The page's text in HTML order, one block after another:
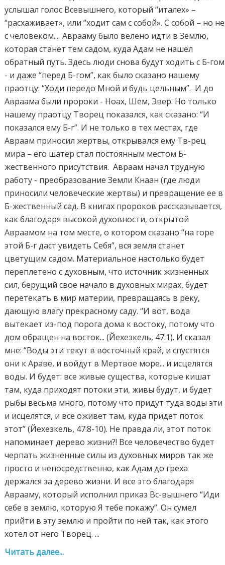
услышал голос Всевышнего, который “италех» –
“расхаживает», или “ходит сам с собой». С собой – но не
с человеком... Аврааму было велено идти в Землю,
которая станет тем садом, куда Адам не нашел
обратный путь. Здесь люди снова будут ходить с Б-гом
- и даже “перед Б-гом”, как было сказано нашему
праотцу: “Ходи передо Мной и будь цельным”. И до
Авраама были пророки - Ноах, Шем, Эвер. Но только
нашему праотцу Творец показался, как сказано: “И
показался ему Б-г”. И не только в тех местах, где
Авраам приносил жертвы, открывался ему Тв-рец
мира – его шатер стал постоянным местом Б-
жественного присутствия. Авраам начал трудную
работу - преобразование Земли Кнаан (где люди
приносили человеческие жертвы) и превращение ее в
Б-жественный сад. В книгах пророков рассказывается,
как благодаря высокой духовности, открытой
Авраамом на том месте, о котором сказано “на горе
этой Б-г даст увидеть Себя”, вся земля станет
цветущим садом. Материальное настолько будет
переплетено с духовным, что источник жизненных
сил, берущий свое начало в духовных мирах, будет
перетекать в мир материи, превращаясь в реку,
дающую влагу прекрасному саду. “И вот, вода
вытекает из-под порога дома к востоку, потому что
дом обращен на восток... (Йехезкель, 47:1). И сказал
мне: “Воды эти текут в восточный край, и спустятся
они к Араве, и войдут в Мертвое море... и исцелятся
воды. И будет: все живые существа, которые кишат
там, куда приходят потоки эти, живы будут, и будет
рыбы весьма много, потому что придут туда воды эти
и исцелятся, и все оживет там, куда придет поток
этот” (Йехезкель, 47:8-10). Не правда ли, этот поток
напоминает дерево жизни?! Все человечество будет
черпать жизненные силы из духовных миров так же
просто и непосредственно, как Адам до греха
держался за дерево жизни. И все это благодаря
Аврааму, который исполнил приказ Вс-вышнего “Иди
себе в землю, которую Я тебе покажу”. Он сумел
прийти в эту землю и пройти по ней так, как этого
хотел от него Творец. ...
Читать далее...